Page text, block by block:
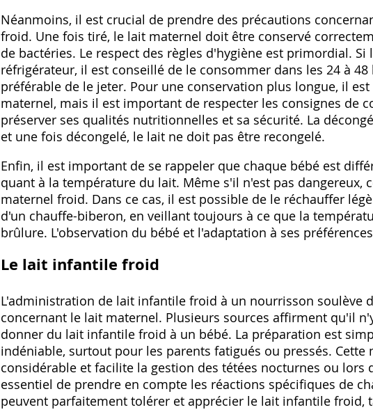
Néanmoins‚ il est crucial de prendre des précautions
froid. Une fois tiré‚ le lait maternel doit être conservé
de bactéries. Le respect des règles d'hygiène est primordial.
réfrigérateur‚ il est conseillé de le consommer dans les 24 à
préférable de le jeter. Pour une conservation plus longue‚ il
maternel‚ mais il est important de respecter les consignes de
préserver ses qualités nutritionnelles et sa sécurité. La
et une fois décongelé‚ le lait ne doit pas être recongelé.
Enfin‚ il est important de se rappeler que chaque bébé est
quant à la température du lait. Même s'il n'est pas dangereux‚
maternel froid. Dans ce cas‚ il est possible de le réchauffer
d'un chauffe-biberon‚ en veillant toujours à ce que la
brûlure. L'observation du bébé et l'adaptation à ses
Le lait infantile froid
L'administration de lait infantile froid à un nourrisson soulève
concernant le lait maternel. Plusieurs sources affirment qu'il
donner du lait infantile froid à un bébé. La préparation est
indéniable‚ surtout pour les parents fatigués ou pressés.
considérable et facilite la gestion des tétées nocturnes ou lors
essentiel de prendre en compte les réactions spécifiques de
peuvent parfaitement tolérer et apprécier le lait infantile froid‚